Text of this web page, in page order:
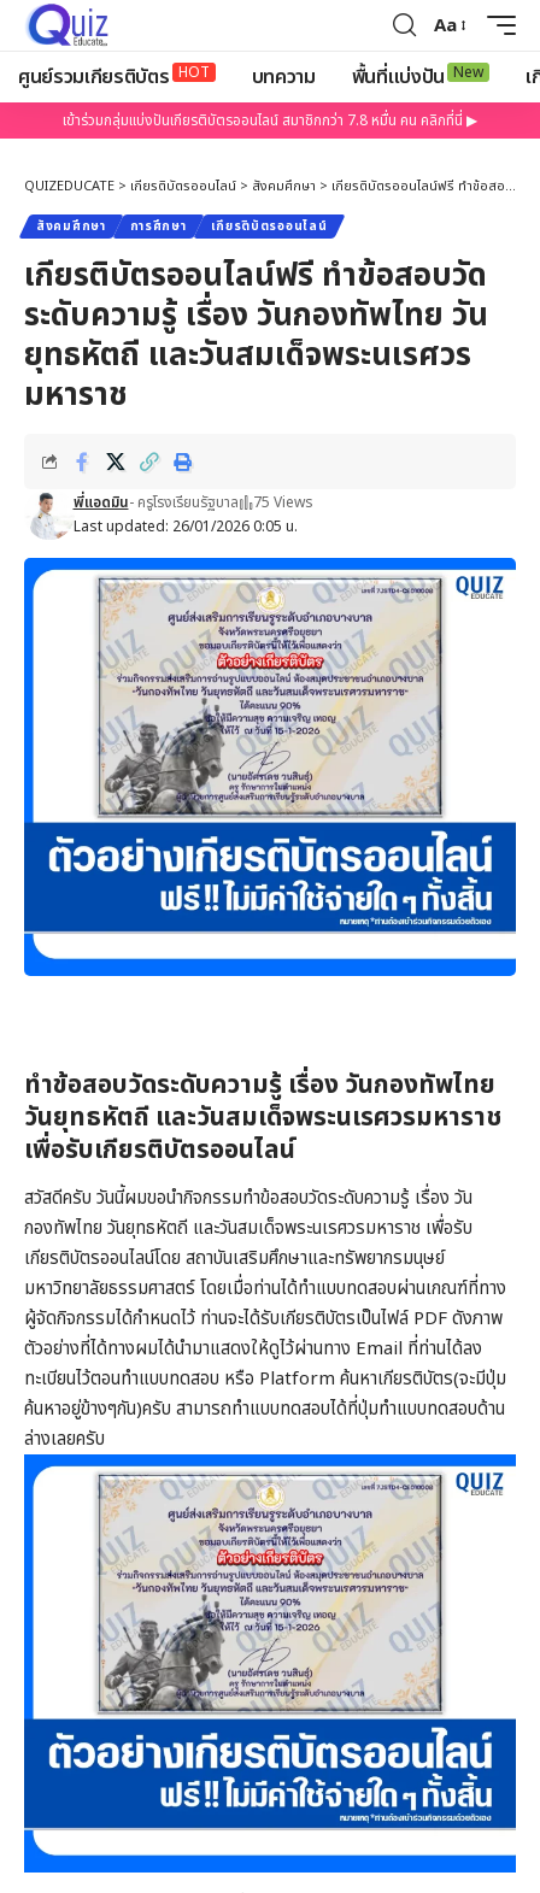
Aa
ศูนย์รวมเกียรติบัตร HOT บทความ พื้นที่แบ่งปัน New
เข้าร่วมกลุ่มแบ่งปันเกียรติบัตรออนไลน์ สมาชิกกว่า 7.8 หมื่น คน คลิกที่นี่ ▶
QUIZEDUCATE > เกียรติบัตรออนไลน์ > สังคมศึกษา > เกียรติบัตรออนไลน์ฟรี ทำข้อสอบวัดระดับความรู้ เรื่อง วันกองทัพไทย วันยุทธหัตถี และวันสมเด็จพระนเรศวรมหาราช
สังคมศึกษา การศึกษา เกียรติบัตรออนไลน์
เกียรติบัตรออนไลน์ฟรี ทำข้อสอบวัด
ระดับความรู้ เรื่อง วันกองทัพไทย วัน
ยุทธหัตถี และวันสมเด็จพระนเรศวร
มหาราช
Last updated: 26/01/2026 0:05 น.
พี่แอดมิน- ครูโรงเรียนรัฐบาล 75 Views
ทำข้อสอบวัดระดับความรู้ เรื่อง วันกองทัพไทย
วันยุทธหัตถี และวันสมเด็จพระนเรศวรมหาราช
เพื่อรับเกียรติบัตรออนไลน์
สวัสดีครับ วันนี้ผมขอนำกิจกรรมทำข้อสอบวัดระดับความรู้ เรื่อง วัน
กองทัพไทย วันยุทธหัตถี และวันสมเด็จพระนเรศวรมหาราช เพื่อรับ
เกียรติบัตรออนไลน์โดย สถาบันเสริมศึกษาและทรัพยากรมนุษย์
มหาวิทยาลัยธรรมศาสตร์ โดยเมื่อท่านได้ทำแบบทดสอบผ่านเกณฑ์ที่ทาง
ผู้จัดกิจกรรมได้กำหนดไว้ ท่านจะได้รับเกียรติบัตรเป็นไฟล์ PDF ดังภาพ
ตัวอย่างที่ได้ทางผมได้นำมาแสดงให้ดูไว้ผ่านทาง Email ที่ท่านได้ลง
ทะเบียนไว้ตอนทำแบบทดสอบ หรือ Platform ค้นหาเกียรติบัตร(จะมีปุ่ม
ค้นหาอยู่ข้างๆกัน)ครับ สามารถทำแบบทดสอบได้ที่ปุ่มทำแบบทดสอบด้าน
ล่างเลยครับ